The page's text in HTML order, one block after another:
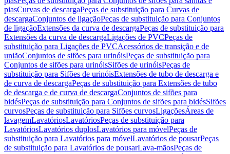
piasCurvas de descargaPeças de substituição para Curvas de
descargaConjuntos de ligaçãoPeças de substituição para Conjuntos
de ligaçãoExtensões da curva de descargaPeças de substituição para
Extensões da curva de descargaLigações de PVCPeças de
substituição para Ligações de PVCAcessórios de transição e de
uniãoConjuntos de sifões para urinóisPeças de substituição para
Conjuntos de sifões para urinóisSifões de urinóisPeças de
substituição para Sifões de urinóisExtensões de tubo de descarga e
de curva de descargaPeças de substituição para Extensões de tubo
de descarga e de curva de descargaConjuntos de sifões para
bidésPeças de substituição para Conjuntos de sifões para bidésSifões
curvosPeças de substituição para Sifões curvosLigaçõesÁreas de
lavagemLavatóriosLavatóriosPeças de substituição para
LavatóriosLavatórios duplosLavatórios para móvelPeças de
substituição para Lavatórios para móvelLavatórios de pousarPeças
de substituição para Lavatórios de pousarLava-mãosPeças de